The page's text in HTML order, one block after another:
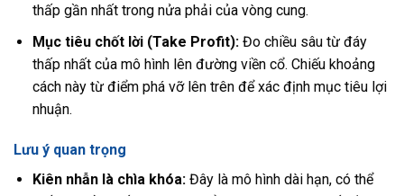
thấp gần nhất trong nửa phải của vòng cung.
Mục tiêu chốt lời (Take Profit):Đo chiều sâu từ đáy
thấp nhất của mô hình lên đường viền cổ. Chiếu khoảng
cách này từ điểm phá vỡ lên trên để xác định mục tiêu lợi
nhuận.
Lưu ý quan trọng
Kiên nhẫn là chìa khóa:Đây là mô hình dài hạn, có thể